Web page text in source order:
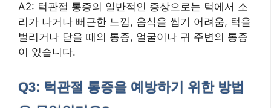
A2: 턱관절 통증의 일반적인 증상으로는 턱에서 소
리가 나거나 뻐근한 느낌, 음식을 씹기 어려움, 턱을
벌리거나 닫을 때의 통증, 얼굴이나 귀 주변의 통증
이 있습니다.
Q3: 턱관절 통증을 예방하기 위한 방법